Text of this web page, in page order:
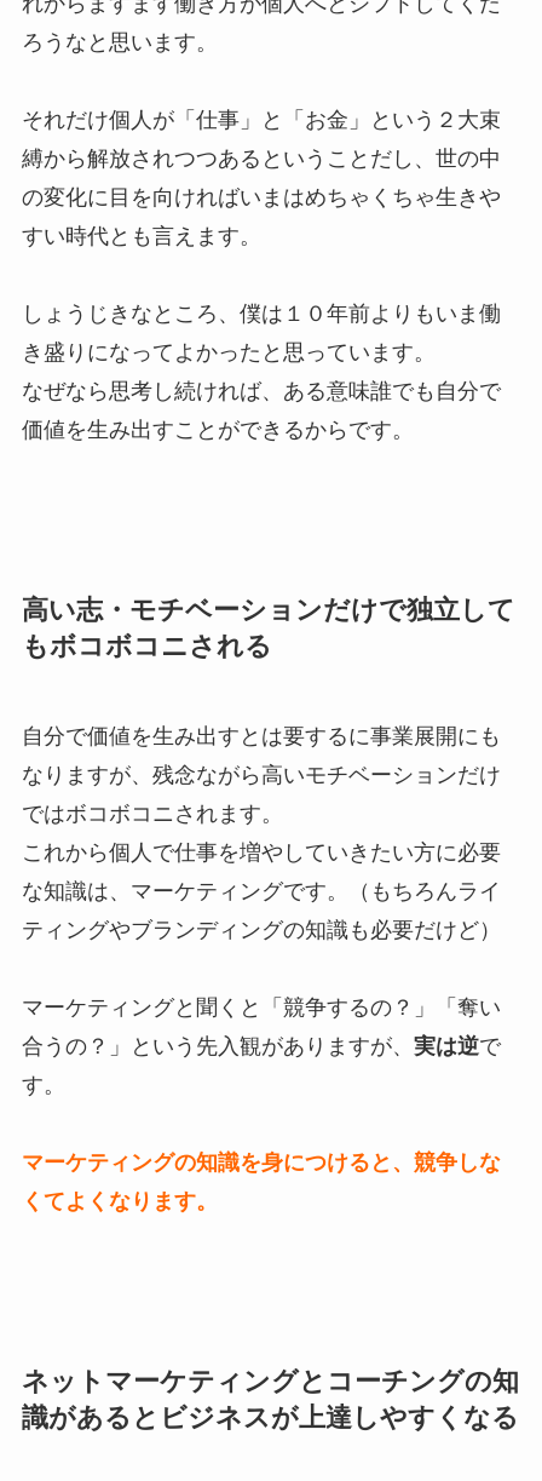
ろうなと思います。
それだけ個人が「仕事」と「お金」という２大束
縛から解放されつつあるということだし、世の中
の変化に目を向ければいまはめちゃくちゃ生きや
すい時代とも言えます。
しょうじきなところ、僕は１０年前よりもいま働
き盛りになってよかったと思っています。
なぜなら思考し続ければ、ある意味誰でも自分で
価値を生み出すことができるからです。
高い志・モチベーションだけで独立して
もボコボコニされる
自分で価値を生み出すとは要するに事業展開にも
なりますが、残念ながら高いモチベーションだけ
ではボコボコニされます。
これから個人で仕事を増やしていきたい方に必要
な知識は、マーケティングです。（もちろんライ
ティングやブランディングの知識も必要だけど）
マーケティングと聞くと「競争するの？」「奪い
合うの？」という先入観がありますが、 実は逆で
す。
マーケティングの知識を身につけると、競争しな
くてよくなります。
ネットマーケティングとコーチングの知
識があるとビジネスが上達しやすくなる